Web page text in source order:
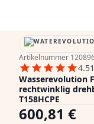
Artikelnummer
4.51
Wasserevolution
rechtwinklig
T158HCPE
600,81 €